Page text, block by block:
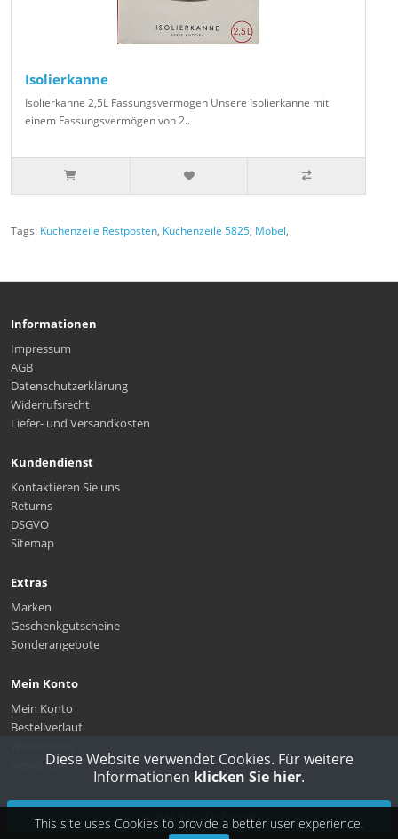
Isolierkanne
Isolierkanne 2,5L Fassungsvermögen Unsere Isolierkanne mit
einem Fassungsvermögen von 2..
Tags: Küchenzeile Restposten, Küchenzeile 5825, Möbel,
Informationen
Impressum
AGB
Datenschutzerklärung
Widerrufsrecht
Liefer- und Versandkosten
Kundendienst
Kontaktieren Sie uns
Returns
DSGVO
Sitemap
Extras
Marken
Geschenkgutscheine
Sonderangebote
Mein Konto
Mein Konto
Bestellverlauf
Newsletter
Unterstützt vonOpenCart
Diese Website verwendet Cookies. Für weitere
Informationen klicken Sie hier.
Ja, das ist in Ordnung!
This site uses Cookies to provide a better user experience.